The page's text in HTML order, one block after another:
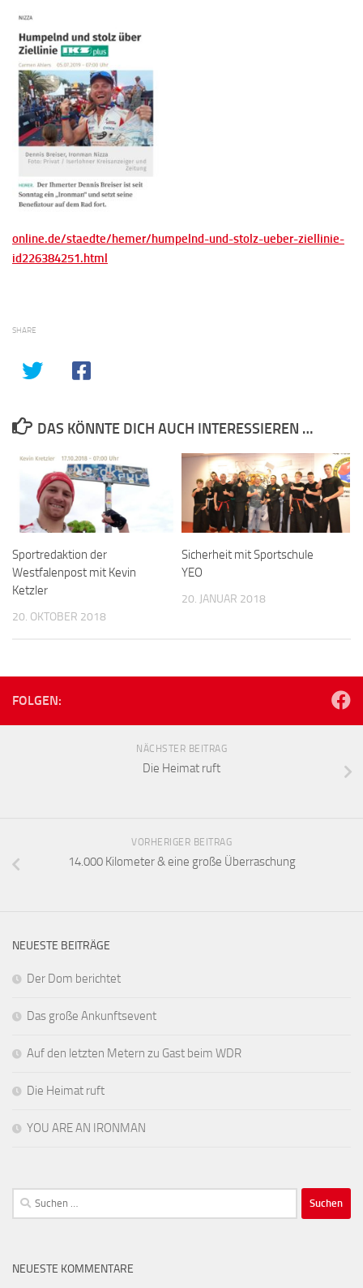
online.de/staedte/hemer/humpelnd-und-stolz-ueber-ziellinie-
id226384251.html
SHARE
DAS KÖNNTE DICH AUCH INTERESSIEREN …
Sportredaktion der
Westfalenpost mit Kevin
Ketzler
20. OKTOBER 2018
Sicherheit mit Sportschule
YEO
20. JANUAR 2018
FOLGEN:
NÄCHSTER BEITRAG
Die Heimat ruft
VORHERIGER BEITRAG
14.000 Kilometer & eine große Überraschung
NEUESTE BEITRÄGE
Der Dom berichtet
Das große Ankunftsevent
Auf den letzten Metern zu Gast beim WDR
Die Heimat ruft
YOU ARE AN IRONMAN
Suchen
nach:
NEUESTE KOMMENTARE